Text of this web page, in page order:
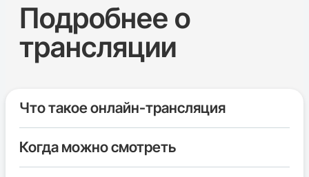
Подробнее о
трансляции
Что такое онлайн-трансляция
Когда можно смотреть